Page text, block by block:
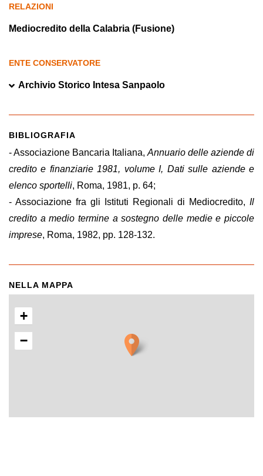
RELAZIONI
Mediocredito della Calabria (Fusione)
ENTE CONSERVATORE
Archivio Storico Intesa Sanpaolo
BIBLIOGRAFIA
- Associazione Bancaria Italiana, Annuario delle aziende di
credito e finanziarie 1981, volume I, Dati sulle aziende e
elenco sportelli, Roma, 1981, p. 64;
- Associazione fra gli Istituti Regionali di Mediocredito, Il
credito a medio termine a sostegno delle medie e piccole
imprese, Roma, 1982, pp. 128-132.
NELLA MAPPA
+
−